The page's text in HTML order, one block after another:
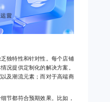
独特性和针对性。每个店铺
况提供定制化的解决方案。
及潮流元素；而对于高端商
节都符合预期效果。比如，